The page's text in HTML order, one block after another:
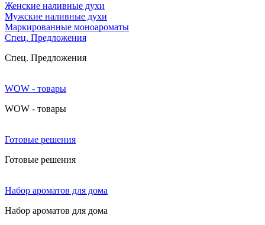
Женские наливные духи
Мужские наливные духи
Маркированные моноароматы
Cпец. Предложения
Cпец. Предложения
WOW - товары
WOW - товары
Готовые решения
Готовые решения
Набор ароматов для дома
Набор ароматов для дома